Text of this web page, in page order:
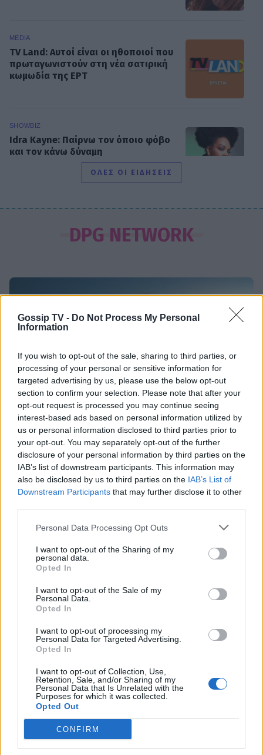
Gossip TV - Do Not Process My Personal
Information
If you wish to opt-out of the sale, sharing to third parties, or
processing of your personal or sensitive information for
targeted advertising by us, please use the below opt-out
section to confirm your selection. Please note that after your
opt-out request is processed you may continue seeing
interest-based ads based on personal information utilized by
us or personal information disclosed to third parties prior to
your opt-out. You may separately opt-out of the further
disclosure of your personal information by third parties on the
IAB’s list of downstream participants. This information may
also be disclosed by us to third parties on the IAB’s List of
Downstream Participants that may further disclose it to other
Personal Data Processing Opt Outs
I want to opt-out of the Sharing of my
personal data.
Opted In
I want to opt-out of the Sale of my
Personal Data.
Opted In
I want to opt-out of processing my
Personal Data for Targeted Advertising.
Opted In
I want to opt-out of Collection, Use,
Retention, Sale, and/or Sharing of my
Personal Data that Is Unrelated with the
Purposes for which it was collected.
Opted Out
CONFIRM
MEDIA
TV Land: Αυτοί είναι οι ηθοποιοί που
πρωταγωνιστούν στη νέα σατιρική
κωμωδία της ΕΡΤ
SHOWBIZ
Idra Kayne: Παίρνω τον όποιο φόβο
και τον κάνω δύναμη
Νταγκ και Τζούλι Πιτ: Τα αδέλφια του
Μπραντ Πιτ που επέλεξαν μια
Δήμητρα Κολλά: Προσπαθώ να
αντιμετωπίζω τα πάντα με χαμόγελο
SHOWBIZ
Λάμπρος Κωνσταντάρας: Τα πρώτα
γενέθλια χωρίς τον πατέρα
του-«Xωρίς εσένα, σαν να μην είναι
γιορτές»
SHOWBIZ
Με μπικίνι στη Μύκονο η Δέσποινα
SHOWBIZ
της στο σπίτι - Το όμορφο
στιγμιότυπο
SHOWBIZ
«Εκείνες… κι εγώ»: Η τρυφερή
ανάρτηση του Κώστα Καραφώτη με
την κόρη και τη σύζυγό του
SHOWBIZ
ΟΛΕΣ ΟΙ ΕΙΔΗΣΕΙΣ
DPG NETWORK
Τι είναι το «σύννεφο φωτιάς» -pyrocumulus ή
πυροσωρείτης: Δείτε βίντεο της πυρκαγιάς στον
Κιθαιρώνα
Οι παικταράδες που δεν έγιναν ποτέ οι θρύλοι που
περιμέναμε